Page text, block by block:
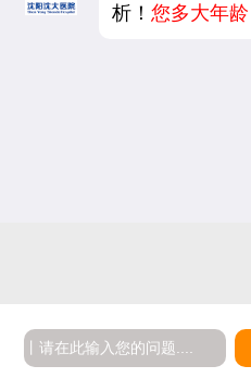
析！您多大年龄